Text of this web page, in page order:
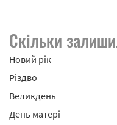
Скільки
Новий рік
Різдво
Великдень
День матері